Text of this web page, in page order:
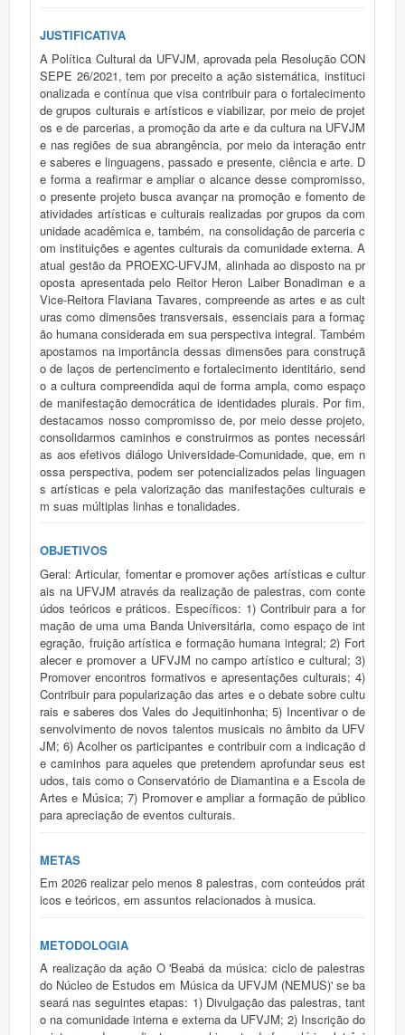
JUSTIFICATIVA
A Política Cultural da UFVJM, aprovada pela Resolução CON
SEPE 26/2021, tem por preceito a ação sistemática, instituci
onalizada e contínua que visa contribuir para o fortalecimento
de grupos culturais e artísticos e viabilizar, por meio de projet
os e de parcerias, a promoção da arte e da cultura na UFVJM
e nas regiões de sua abrangência, por meio da interação entr
e saberes e linguagens, passado e presente, ciência e arte. D
e forma a reafirmar e ampliar o alcance desse compromisso,
o presente projeto busca avançar na promoção e fomento de
atividades artísticas e culturais realizadas por grupos da com
unidade acadêmica e, também, na consolidação de parceria c
om instituições e agentes culturais da comunidade externa. A
atual gestão da PROEXC-UFVJM, alinhada ao disposto na pr
oposta apresentada pelo Reitor Heron Laiber Bonadiman e a
Vice-Reitora Flaviana Tavares, compreende as artes e as cult
uras como dimensões transversais, essenciais para a formaç
ão humana considerada em sua perspectiva integral. Também
apostamos na importância dessas dimensões para construçã
o de laços de pertencimento e fortalecimento identitário, send
o a cultura compreendida aqui de forma ampla, como espaço
de manifestação democrática de identidades plurais. Por fim,
destacamos nosso compromisso de, por meio desse projeto,
consolidarmos caminhos e construirmos as pontes necessári
as aos efetivos diálogo Universidade-Comunidade, que, em n
ossa perspectiva, podem ser potencializados pelas linguagen
s artísticas e pela valorização das manifestações culturais e
m suas múltiplas linhas e tonalidades.
OBJETIVOS
Geral: Articular, fomentar e promover ações artísticas e cultur
ais na UFVJM através da realização de palestras, com conte
údos teóricos e práticos. Específicos: 1) Contribuir para a for
mação de uma uma Banda Universitária, como espaço de int
egração, fruição artística e formação humana integral; 2) Fort
alecer e promover a UFVJM no campo artístico e cultural; 3)
Promover encontros formativos e apresentações culturais; 4)
Contribuir para popularização das artes e o debate sobre cultu
rais e saberes dos Vales do Jequitinhonha; 5) Incentivar o de
senvolvimento de novos talentos musicais no âmbito da UFV
JM; 6) Acolher os participantes e contribuir com a indicação d
e caminhos para aqueles que pretendem aprofundar seus est
udos, tais como o Conservatório de Diamantina e a Escola de
Artes e Música; 7) Promover e ampliar a formação de público
para apreciação de eventos culturais.
METAS
Em 2026 realizar pelo menos 8 palestras, com conteúdos prát
icos e teóricos, em assuntos relacionados à musica.
METODOLOGIA
A realização da ação O 'Beabá da música: ciclo de palestras
do Núcleo de Estudos em Música da UFVJM (NEMUS)' se ba
seará nas seguintes etapas: 1) Divulgação das palestras, tant
o na comunidade interna e externa da UFVJM; 2) Inscrição do